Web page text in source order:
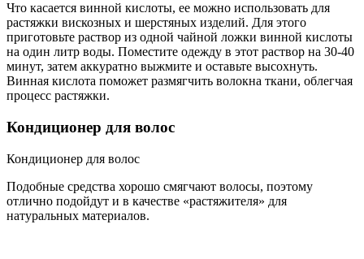
Что касается винной кислоты, ее можно использовать для
растяжки вискозных и шерстяных изделий. Для этого
приготовьте раствор из одной чайной ложки винной кислоты
на один литр воды. Поместите одежду в этот раствор на 30-40
минут, затем аккуратно выжмите и оставьте высохнуть.
Винная кислота поможет размягчить волокна ткани, облегчая
процесс растяжки.
Кондиционер для волос
Кондиционер для волос
Подобные средства хорошо смягчают волосы, поэтому
отлично подойдут и в качестве «растяжителя» для
натуральных материалов.